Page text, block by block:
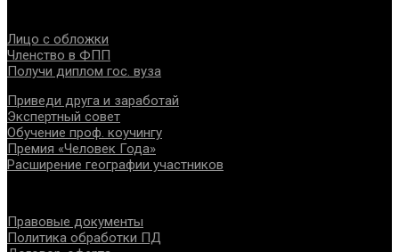
Лицо с обложки
Членство в ФПП
Получи диплом гос. вуза
Приведи друга и заработай
Экспертный совет
Обучение проф. коучингу
Премия «Человек Года»
Расширение географии участников
Правовые документы
Политика обработки ПД